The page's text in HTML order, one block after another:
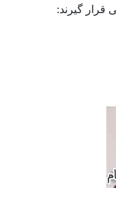
قرار گیرند: